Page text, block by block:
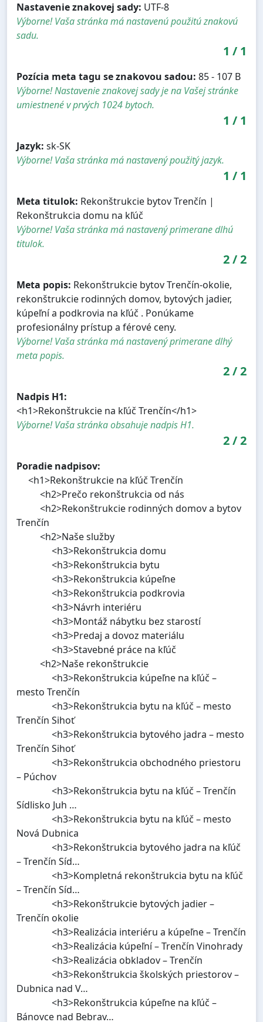
Nastavenie znakovej sady: UTF-8
Výborne! Vaša stránka má nastavenú použitú znakovú
sadu.
1 / 1
Pozícia meta tagu se znakovou sadou: 85 - 107 B
Výborne! Nastavenie znakovej sady je na Vašej stránke
umiestnené v prvých 1024 bytoch.
1 / 1
Jazyk: sk-SK
Výborne! Vaša stránka má nastavený použitý jazyk.
1 / 1
Meta titulok: Rekonštrukcie bytov Trenčín |
Rekonštrukcia domu na kľúč
Výborne! Vaša stránka má nastavený primerane dlhú
titulok.
2/2
Meta popis: Rekonštrukcie bytov Trenčín-okolie,
rekonštrukcie rodinných domov, bytových jadier,
kúpeľní a podkrovia na kľúč . Ponúkame
profesionálny prístup a férové ceny.
Výborne! Vaša stránka má nastavený primerane dlhý
meta popis.
2/2
Nadpis H1:
<h1>Rekonštrukcie na kľúč Trenčín</h1>
Výborne! Vaša stránka obsahuje nadpis H1.
2/2
Poradie nadpisov:
<h1>Rekonštrukcie na kľúč Trenčín
<h2>Prečo rekonštrukcia od nás
<h2>Rekonštrukcie rodinných domov a bytov
Trenčín
<h2>Naše služby
<h3>Rekonštrukcia domu
<h3>Rekonštrukcia bytu
<h3>Rekonštrukcia kúpeľne
<h3>Rekonštrukcia podkrovia
<h3>Návrh interiéru
<h3>Montáž nábytku bez starostí
<h3>Predaj a dovoz materiálu
<h3>Stavebné práce na kľúč
<h2>Naše rekonštrukcie
<h3>Rekonštrukcia kúpeľne na kľúč –
mesto Trenčín
<h3>Rekonštrukcia bytu na kľúč – mesto
Trenčín Sihoť
<h3>Rekonštrukcia bytového jadra – mesto
Trenčín Sihoť
<h3>Rekonštrukcia obchodného priestoru
– Púchov
<h3>Rekonštrukcia bytu na kľúč – Trenčín
Sídlisko Juh …
<h3>Rekonštrukcia bytu na kľúč – mesto
Nová Dubnica
<h3>Rekonštrukcia bytového jadra na kľúč
– Trenčín Síd…
<h3>Kompletná rekonštrukcia bytu na kľúč
– Trenčín Síd…
<h3>Rekonštrukcie bytových jadier –
Trenčín okolie
<h3>Realizácia interiéru a kúpeľne – Trenčín
<h3>Realizácia kúpeľní – Trenčín Vinohrady
<h3>Realizácia obkladov – Trenčín
<h3>Rekonštrukcia školských priestorov –
Dubnica nad V…
<h3>Rekonštrukcia kúpeľne na kľúč –
Bánovce nad Bebrav…